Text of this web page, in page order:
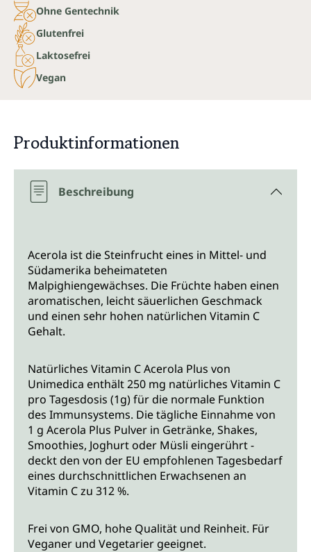
Ohne Gentechnik
Glutenfrei
Laktosefrei
Vegan
Produktinformationen
Beschreibung
Acerola ist die Steinfrucht eines in Mittel- und
Südamerika beheimateten
Malpighiengewächses. Die Früchte haben einen
aromatischen, leicht säuerlichen Geschmack
und einen sehr hohen natürlichen Vitamin C
Gehalt.
Natürliches Vitamin C Acerola Plus von
Unimedica enthält 250 mg natürliches Vitamin C
pro Tagesdosis (1g) für die normale Funktion
des Immunsystems. Die tägliche Einnahme von
1 g Acerola Plus Pulver in Getränke, Shakes,
Smoothies, Joghurt oder Müsli eingerührt -
deckt den von der EU empfohlenen Tagesbedarf
eines durchschnittlichen Erwachsenen an
Vitamin C zu 312 %.
Frei von GMO, hohe Qualität und Reinheit. Für
Veganer und Vegetarier geeignet.